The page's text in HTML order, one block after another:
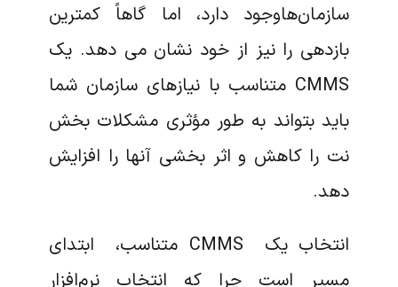
سازمان‌هاوجود دارد، اما گاهاً کمترین
بازدهی را نیز از خود نشان می دهد. یک
CMMS متناسب با نیازهای سازمان شما
باید بتواند به طور مؤثری مشکلات بخش
نت را کاهش و اثر بخشی آنها را افزایش
دهد.
انتخاب یک CMMS متناسب، ابتدای
مسیر است چرا که انتخاب نرم‌افزار